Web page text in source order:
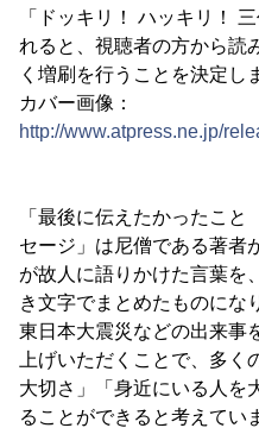
「ドッキリ！ ハッキリ！
れると、視聴者の方から読
く増刷を行うことを決定し
カバー画像：
http://www.atpress.ne.jp/
「最後に伝えたかったこ
セージ」は尼僧である著者
が故人に語りかけた言葉を
き文字でまとめたものにな
東日本大震災などの出来事
上げいただくことで、多
大切さ」「身近にいる人を
ることができると考えてい